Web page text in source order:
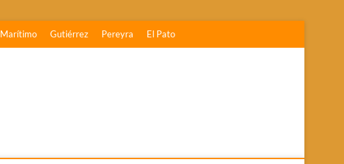
Marítimo Gutiérrez Pereyra El Pato